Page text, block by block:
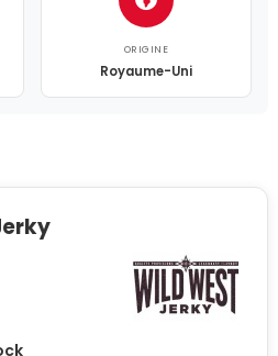
ORIGINE
Royaume-Uni